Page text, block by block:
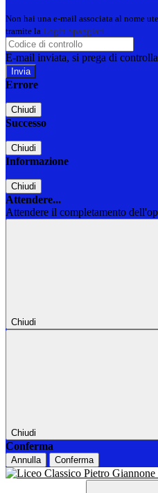
Non hai una e-mail associata al nome
tramite la Login Spaggiari
E-mail inviata, si prega di
Errore
Chiudi
Successo
Chiudi
Informazione
Chiudi
Attendere...
Attendere il completamento
Chiudi
Chiudi
Conferma
Annulla Conferma